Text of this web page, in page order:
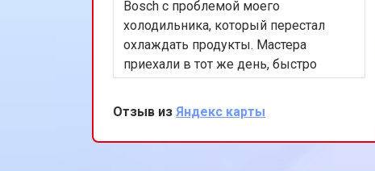
Bosch с проблемой моего
холодильника, который перестал
охлаждать продукты. Мастера
приехали в тот же день, быстро
нашли и устранили неисправность в
системе охлаждения. Я очень
довольна их оперативностью и
качеством работы. Спасибо за
Отзыв из Яндекс карты